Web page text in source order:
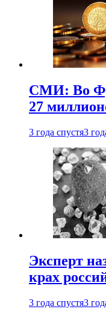
СМИ: Во
27
3 года спустя3
Эксперт
крах
3 года спустя3